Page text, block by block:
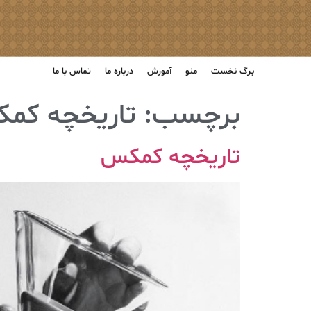
برگ نخست منو آموزش درباره ما تماس با ما
برچسب: تاریخچه
تاریخچه کمکس